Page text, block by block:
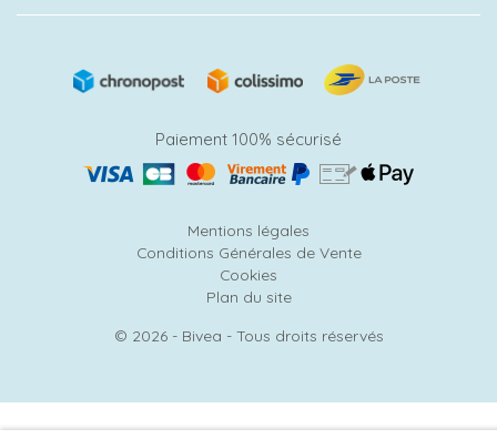
Paiement 100% sécurisé
Mentions légales
Conditions Générales de Vente
Cookies
Plan du site
© 2026 - Bivea - Tous droits réservés